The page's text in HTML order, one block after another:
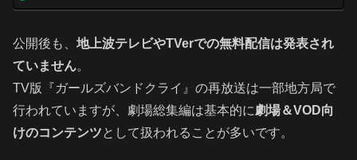
公開後も、 地上波テレビやTVerでの無料配信は発表され
ていません。
TV版『ガールズバンドクライ』の再放送は一部地方局で
行われていますが、劇場総集編は基本的に劇場＆VOD向
けのコンテンツとして扱われることが多いです。